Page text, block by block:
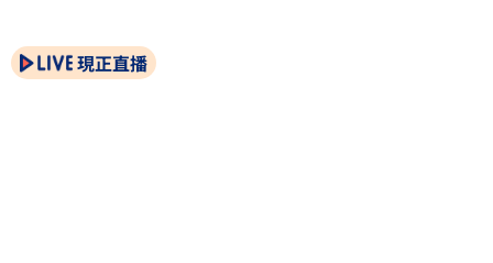
現正直播